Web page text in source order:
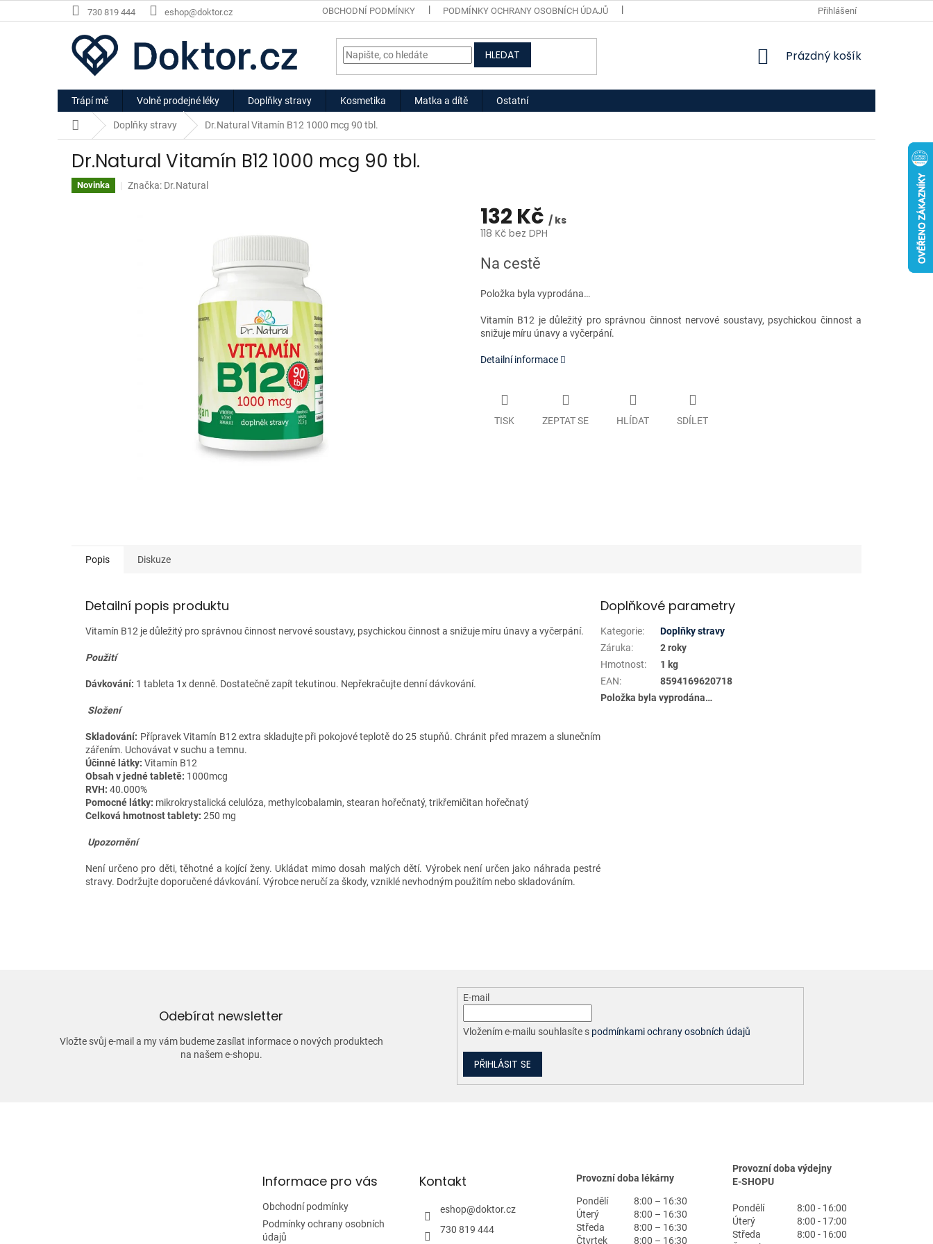
na
730 819 444 eshop@doktor.cz OBCHODNÍ PODMÍNKY PODMÍNKY OCHRANY OSOBNÍCH ÚDAJŮ Přihlášení
HLEDAT
NÁKUPNÍ
Prázdný košík
Trápí mě Volně prodejné léky Doplňky stravy Kosmetika Matka a dítě Ostatní
Domů Doplňky stravy Dr.Natural Vitamín B12 1000 mcg 90 tbl.
Dr.Natural Vitamín B12 1000 mcg 90 tbl.
Novinka Značka: Dr.Natural
132 Kč / ks
118 Kč bez DPH
cena:
Na cestě
Položka byla vyprodána…
Vitamín B12 je důležitý pro správnou činnost nervové soustavy, psychickou činnost a
snižuje míru únavy a vyčerpání.
Detailní informace
TISK ZEPTAT SE HLÍDAT SDÍLET
Popis Diskuze
Detailní popis produktu
Vitamín B12 je důležitý pro správnou činnost nervové soustavy, psychickou činnost a snižuje míru únavy a vyčerpání.
Použití
Dávkování: 1 tableta 1x denně. Dostatečně zapít tekutinou. Nepřekračujte denní dávkování.
Složení
Skladování: Přípravek Vitamín B12 extra skladujte při pokojové teplotě do 25 stupňů. Chránit před mrazem a slunečním
zářením. Uchovávat v suchu a temnu.
Účinné látky: Vitamín B12
Obsah v jedné tabletě: 1000mcg
RVH: 40.000%
Pomocné látky: mikrokrystalická celulóza, methylcobalamin, stearan hořečnatý, trikřemičitan hořečnatý
Celková hmotnost tablety: 250 mg
Upozornění
Není určeno pro děti, těhotné a kojící ženy. Ukládat mimo dosah malých dětí. Výrobek není určen jako náhrada pestré
stravy. Dodržujte doporučené dávkování. Výrobce neručí za škody, vzniklé nevhodným použitím nebo skladováním.
Doplňkové parametry
Kategorie:
Doplňky stravy
Záruka:
2 roky
Hmotnost:
1 kg
EAN:
8594169620718
Položka byla vyprodána…
Odebírat newsletter
Vložte svůj e-mail a my vám budeme zasílat informace o nových produktech
na našem e-shopu.
E-mail
Vložením e-mailu souhlasíte s podmínkami ochrany osobních údajů
PŘIHLÁSIT SE
Informace pro vás
Obchodní podmínky
Podmínky ochrany osobních
údajů
Kontakt
eshop@doktor.cz
730 819 444
Provozní doba lékárny
Pondělí
8:00 – 16:30
Úterý
8:00 – 16:30
Středa
8:00 – 16:30
Čtvrtek
8:00 – 16:30
Provozní doba výdejny
E-SHOPU
Pondělí
8:00 - 16:00
Úterý
8:00 - 17:00
Středa
8:00 - 16:00